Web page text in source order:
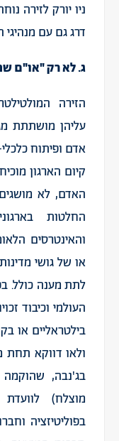
ניו יורק לזירה
דרג גם עם מנהיגי
ג. לא רק "או"ם
הזירה
עליהן מושתתת
קיום הארגון
האדם, לא
החלטות
והאינטרסים
או של גושי
לתת מענה כולל.
העולמי וכיבוד
בילטראליים או
ולאו דווקא תחת
בג'נבה,
מוצלח)
בפוליטיזציה